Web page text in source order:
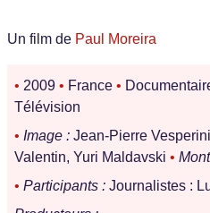
Un film de Paul Moreira
• 2009 • France •
Télévision
• Image : Jean-Pierre
Valentin, Yuri Maldavski •
• Participants : Journalistes :